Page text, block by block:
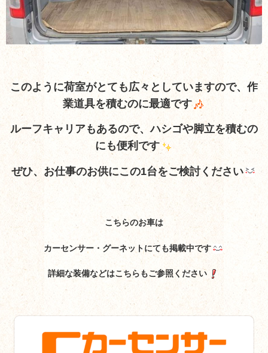
このように荷室がとても広々としていますので、作
業道具を積むのに最適です
ルーフキャリアもあるので、ハシゴや脚立を積むの
にも便利です
ぜひ、お仕事のお供にこの1台をご検討ください
こちらのお車は
カーセンサー・グーネットにても掲載中です
詳細な装備などはこちらもご参照ください